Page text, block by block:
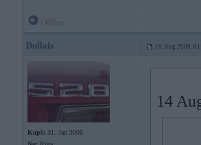
Dullais 14. Aug 2009,
Kopš: 31. Jan 2006
14